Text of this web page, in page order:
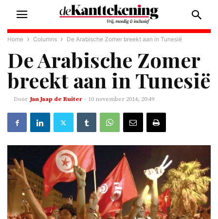
Home Columns De Arabische Zomer breekt aan in Tunesië
De Arabische Zomer
breekt aan in Tunesië
Jan Jaap de Ruiter - 10 november 2014, 20:49